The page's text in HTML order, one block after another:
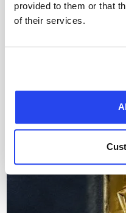
provided to them or that
of their services.